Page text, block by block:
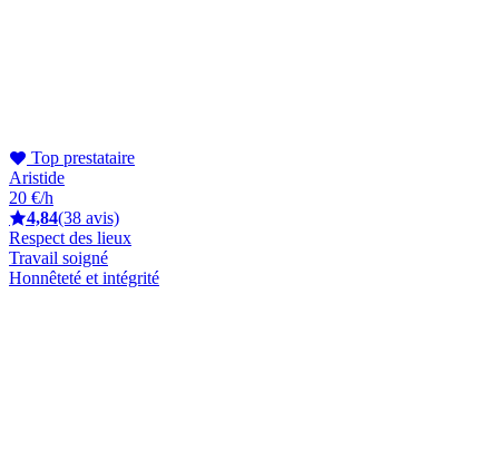
Top prestataire
Aristide
20 €/h
4,84(38 avis)
Respect des lieux
Travail soigné
Honnêteté et intégrité